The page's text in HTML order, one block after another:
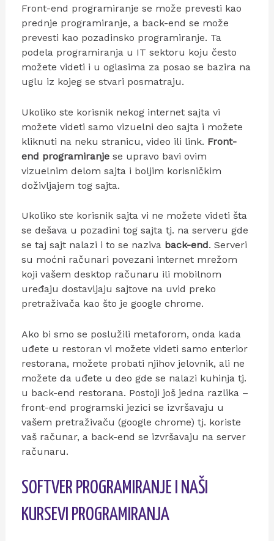
Front-end programiranje se može prevesti kao
prednje programiranje, a back-end se može
prevesti kao pozadinsko programiranje. Ta
podela programiranja u IT sektoru koju često
možete videti i u oglasima za posao se bazira na
uglu iz kojeg se stvari posmatraju.
Ukoliko ste korisnik nekog internet sajta vi
možete videti samo vizuelni deo sajta i možete
kliknuti na neku stranicu, video ili link. Front-
end programiranjese upravo bavi ovim
vizuelnim delom sajta i boljim korisničkim
doživljajem tog sajta.
Ukoliko ste korisnik sajta vi ne možete videti šta
se dešava u pozadini tog sajta tj. na serveru gde
se taj sajt nalazi i to se naziva back-end. Serveri
su moćni računari povezani internet mrežom
koji vašem desktop računaru ili mobilnom
uređaju dostavljaju sajtove na uvid preko
pretraživača kao što je google chrome.
Ako bi smo se poslužili metaforom, onda kada
uđete u restoran vi možete videti samo enterior
restorana, možete probati njihov jelovnik, ali ne
možete da uđete u deo gde se nalazi kuhinja tj.
u back-end restorana. Postoji još jedna razlika –
front-end programski jezici se izvršavaju u
vašem pretraživaču (google chrome) tj. koriste
vaš računar, a back-end se izvršavaju na server
računaru.
SOFTVER PROGRAMIRANJE I NAŠI
KURSEVI PROGRAMIRANJA